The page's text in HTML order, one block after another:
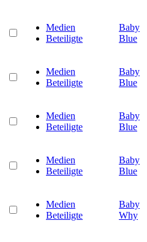
Medien
Beteiligte
Baby
Blue
Medien
Beteiligte
Baby
Blue
Medien
Beteiligte
Baby
Blue
Medien
Beteiligte
Baby
Blue
Medien
Beteiligte
Baby
Why